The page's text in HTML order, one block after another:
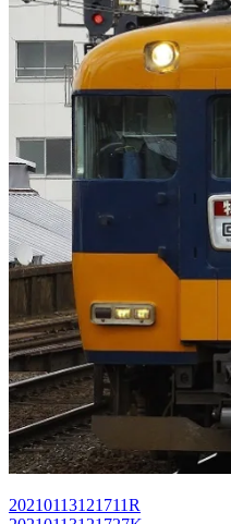
20210113121711R